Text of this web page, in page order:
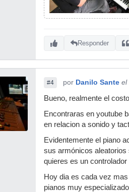
Responder
#4 por Danilo Sante el
Bueno, realmente el
Encontraras en youtube
en relacion a sonido y
Evidentemente el piano
sus armónicos
quieres es un
Hoy dia es cada vez
pianos muy